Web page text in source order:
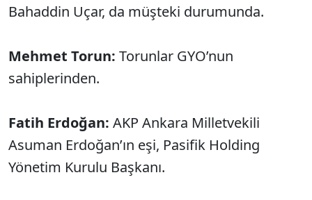
Bahaddin Uçar, da müşteki durumunda.
Mehmet Torun: Torunlar GYO’nun
sahiplerinden.
Fatih Erdoğan: AKP Ankara Milletvekili
Asuman Erdoğan’ın eşi, Pasifik Holding
Yönetim Kurulu Başkanı.